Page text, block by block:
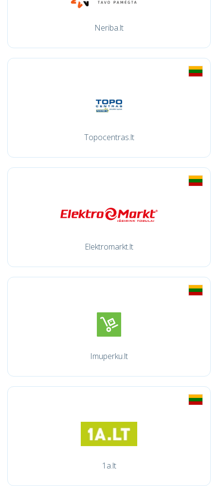
Neriba.lt
Topocentras.lt
Elektromarkt.lt
Imuperku.lt
1a.lt